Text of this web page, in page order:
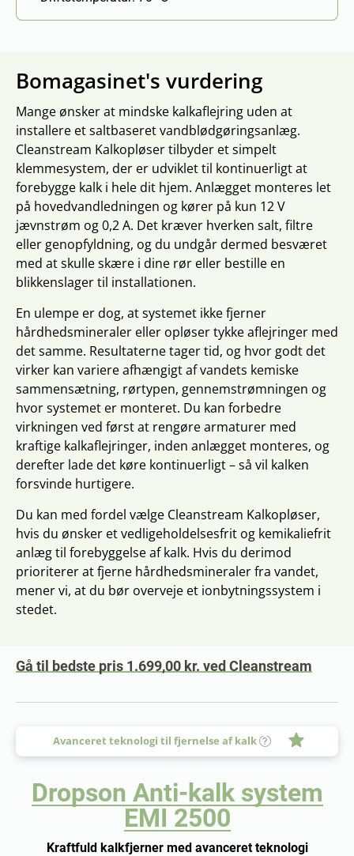
Bomagasinet's vurdering
Mange ønsker at mindske kalkaflejring uden at
installere et saltbaseret vandblødgøringsanlæg.
Cleanstream Kalkopløser tilbyder et simpelt
klemmesystem, der er udviklet til kontinuerligt at
forebygge kalk i hele dit hjem. Anlægget monteres let
på hovedvandledningen og kører på kun 12 V
jævnstrøm og 0,2 A. Det kræver hverken salt, filtre
eller genopfyldning, og du undgår dermed besværet
med at skulle skære i dine rør eller bestille en
blikkenslager til installationen.
En ulempe er dog, at systemet ikke fjerner
hårdhedsmineraler eller opløser tykke aflejringer med
det samme. Resultaterne tager tid, og hvor godt det
virker kan variere afhængigt af vandets kemiske
sammensætning, rørtypen, gennemstrømningen og
hvor systemet er monteret. Du kan forbedre
virkningen ved først at rengøre armaturer med
kraftige kalkaflejringer, inden anlægget monteres, og
derefter lade det køre kontinuerligt – så vil kalken
forsvinde hurtigere.
Du kan med fordel vælge Cleanstream Kalkopløser,
hvis du ønsker et vedligeholdelsesfrit og kemikaliefrit
anlæg til forebyggelse af kalk. Hvis du derimod
prioriterer at fjerne hårdhedsmineraler fra vandet,
mener vi, at du bør overveje et ionbytningssystem i
stedet.
Gå til bedste pris 1.699,00 kr. ved Cleanstream
Avanceret teknologi til fjernelse af kalk
Dropson Anti-kalk system
EMI 2500
Kraftfuld kalkfjerner med avanceret teknologi